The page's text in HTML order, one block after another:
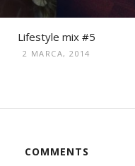
Lifestyle mix #5
2 MARCA, 2014
COMMENTS